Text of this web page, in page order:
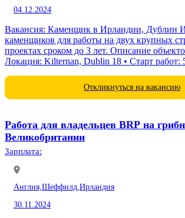
04.12.2024
Вакансия: Каменщик в Ирландии, Дублин Ищем 16
каменщиков для работы на двух крупных
проектах сроком до 3 лет. Описание объектов: Объект 1: •
Локация: Kilternan, Dublin 18 • Старт работ:
Откликнуться на вакансию
Работа для владельцев BRP на
Великобритании
Зарплата:
Англия, Шеффилд, Ирландия
30.11.2024